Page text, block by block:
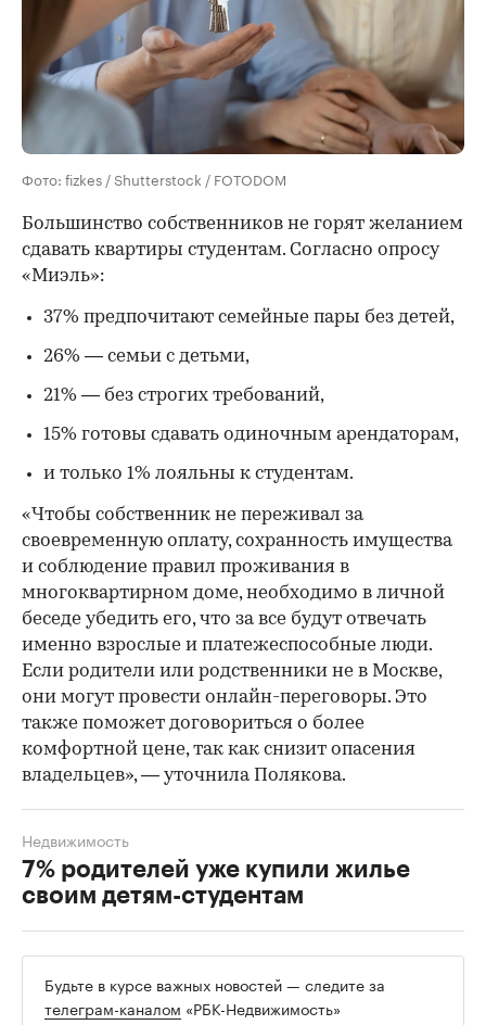
Фото: fizkes / Shutterstock / FOTODOM
Большинство собственников не горят желанием
сдавать квартиры студентам. Согласно опросу
«Миэль»:
37% предпочитают семейные пары без детей,
26% — семьи с детьми,
21% — без строгих требований,
15% готовы сдавать одиночным арендаторам,
и только 1% лояльны к студентам.
«Чтобы собственник не переживал за
своевременную оплату, сохранность имущества
и соблюдение правил проживания в
многоквартирном доме, необходимо в личной
беседе убедить его, что за все будут отвечать
именно взрослые и платежеспособные люди.
Если родители или родственники не в Москве,
они могут провести онлайн-переговоры. Это
также поможет договориться о более
комфортной цене, так как снизит опасения
владельцев», — уточнила Полякова.
7% родителей уже купили жилье
своим детям-студентам
Недвижимость
Будьте в курсе важных новостей — следите за
телеграм-каналом «РБК-Недвижимость»